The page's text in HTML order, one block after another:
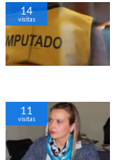
14
visitas
11
visitas